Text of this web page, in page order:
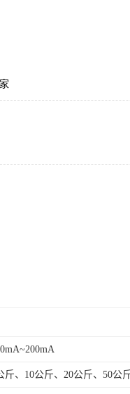
斤、10公斤、20公斤、50公